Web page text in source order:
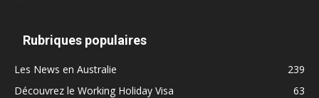
Rubriques populaires
Les News en Australie
239
Découvrez le Working Holiday Visa
63